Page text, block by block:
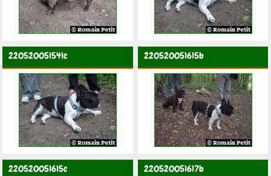
220520051541c 220520051615b
220520051615c 220520051617b